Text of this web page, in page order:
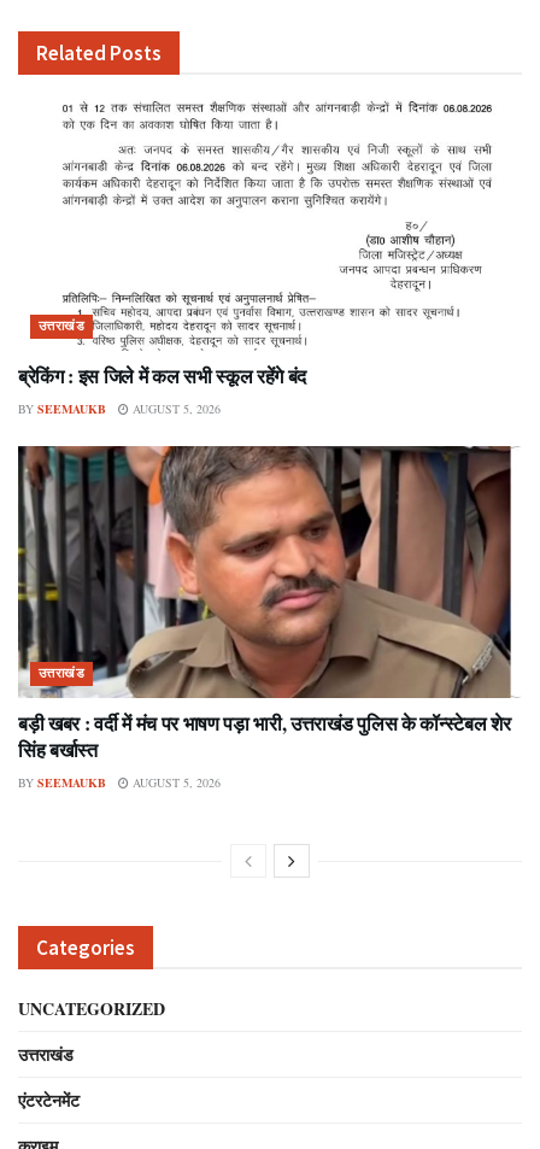
Related Posts
उत्तराखंड
ब्रेकिंग : इस जिले में कल सभी स्कूल रहेंगे बंद
BY SEEMAUKB AUGUST 5, 2026
उत्तराखंड
बड़ी खबर : वर्दी में मंच पर भाषण पड़ा भारी, उत्तराखंड पुलिस के कॉन्स्टेबल शेर
सिंह बर्खास्त
BY SEEMAUKB AUGUST 5, 2026
Categories
UNCATEGORIZED
उत्तराखंड
एंटरटेनमेंट